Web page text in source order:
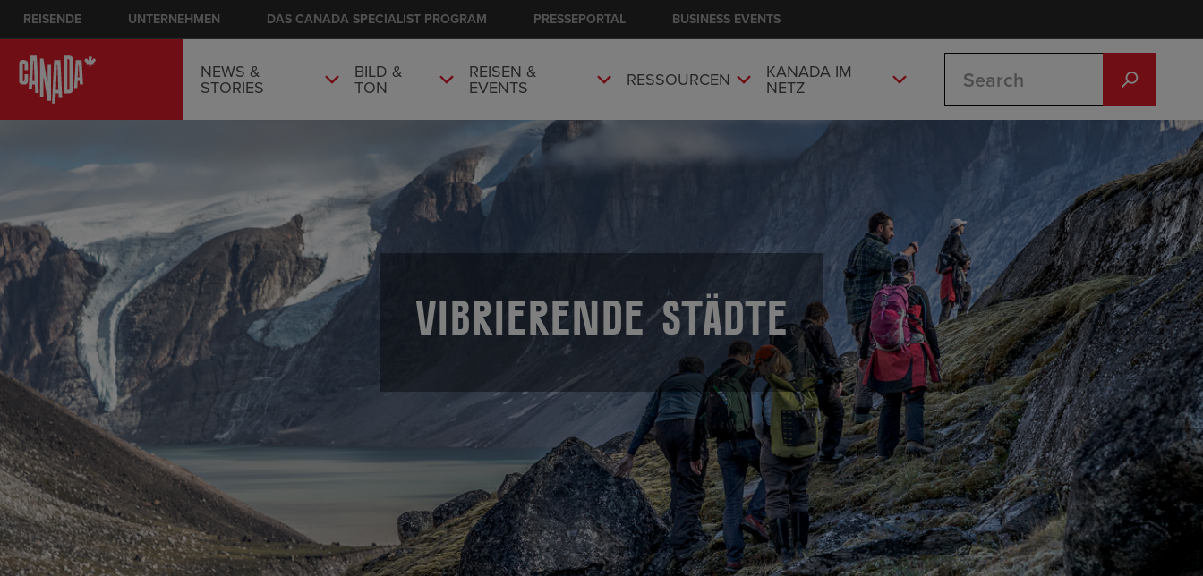
Skip
main
content
REISENDE UNTERNEHMEN DAS CANADA SPECIALIST PROGRAM PRESSEPORTAL BUSINESS EVENTS
Main Nav: DE
NEWS &
STORIES
BILD &
TON
REISEN &
EVENTS
RESSOURCEN
KANADA IM
NETZ
Search
Vibrierende Städte